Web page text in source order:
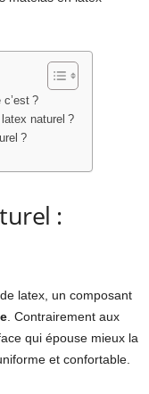
?
naturel ?
?
:
latex, un composant
. Contrairement aux
qui épouse mieux la
et confortable.